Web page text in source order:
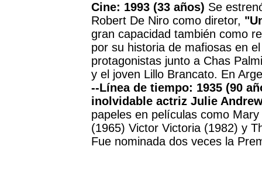
Cine: 1993 (33 años) Se
Robert De Niro como diretor,
gran capacidad también como
por su historia de mafiosas en
protagonistas junto a Chas
y el joven Lillo Brancato. En
--Línea de tiempo: 1935 (90
inolvidable actriz Julie
papeles en películas como
(1965) Victor Victoria (1982) y
Fue nominada dos veces la